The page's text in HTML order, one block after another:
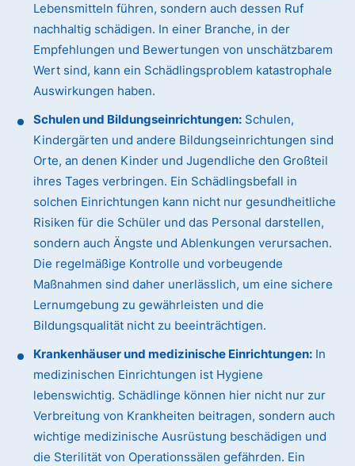
Lebensmitteln führen, sondern auch dessen Ruf
nachhaltig schädigen. In einer Branche, in der
Empfehlungen und Bewertungen von unschätzbarem
Wert sind, kann ein Schädlingsproblem katastrophale
Auswirkungen haben.
Schulen und Bildungseinrichtungen: Schulen,
Kindergärten und andere Bildungseinrichtungen sind
Orte, an denen Kinder und Jugendliche den Großteil
ihres Tages verbringen. Ein Schädlingsbefall in
solchen Einrichtungen kann nicht nur gesundheitliche
Risiken für die Schüler und das Personal darstellen,
sondern auch Ängste und Ablenkungen verursachen.
Die regelmäßige Kontrolle und vorbeugende
Maßnahmen sind daher unerlässlich, um eine sichere
Lernumgebung zu gewährleisten und die
Bildungsqualität nicht zu beeinträchtigen.
Krankenhäuser und medizinische Einrichtungen: In
medizinischen Einrichtungen ist Hygiene
lebenswichtig. Schädlinge können hier nicht nur zur
Verbreitung von Krankheiten beitragen, sondern auch
wichtige medizinische Ausrüstung beschädigen und
die Sterilität von Operationssälen gefährden. Ein